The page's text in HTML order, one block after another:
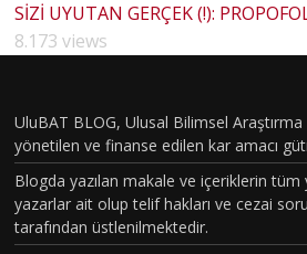
SİZİ UYUTAN GERÇEK (!):
8.173 views
UluBAT BLOG, Ulusal Bilimsel Araştırma
yönetilen ve finanse edilen kar amacı
Blogda yazılan makale ve içeriklerin tüm
yazarlar ait olup telif hakları ve cezai
tarafından üstlenilmektedir.